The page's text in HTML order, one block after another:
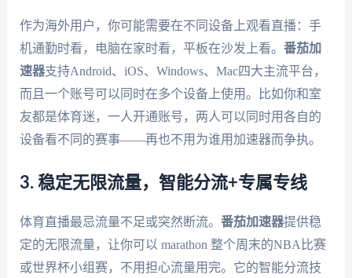
作为海外用户，你可能需要在不同设备上观看直播：手
机通勤时看，电脑在家时看，平板在沙发上看。 番茄加
速器支持Android、iOS、Windows、Mac四大主流平台，
而且一个账号可以同时在多个设备上使用。比如你和室
友都是体育迷，一人开通账号，两人可以同时用各自的
设备看不同的赛事——再也不用为谁用加速器而争执。
3. 稳定无限流量，智能分流+专属专线
体育直播最忌流量不足或突然断流。 番茄加速器提供稳
定的无限流量，让你可以 marathon 整个周末的NBA比赛
或世界杯小组赛，不用担心流量用完。它的智能分流技